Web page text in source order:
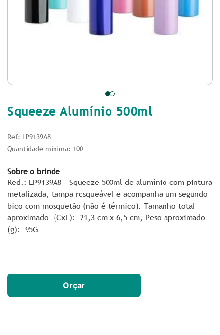
Squeeze Alumínio 500ml
Ref: LP9139A8
Quantidade mínima: 100
Sobre o brinde
Red.: LP9139A8 – Squeeze 500ml de alumínio com pintura
metalizada, tampa rosqueável e acompanha um segundo
bico com mosquetão (não é térmico). Tamanho total
aproximado (CxL): 21,3 cm x 6,5 cm, Peso aproximado
(g): 95G
Orçar